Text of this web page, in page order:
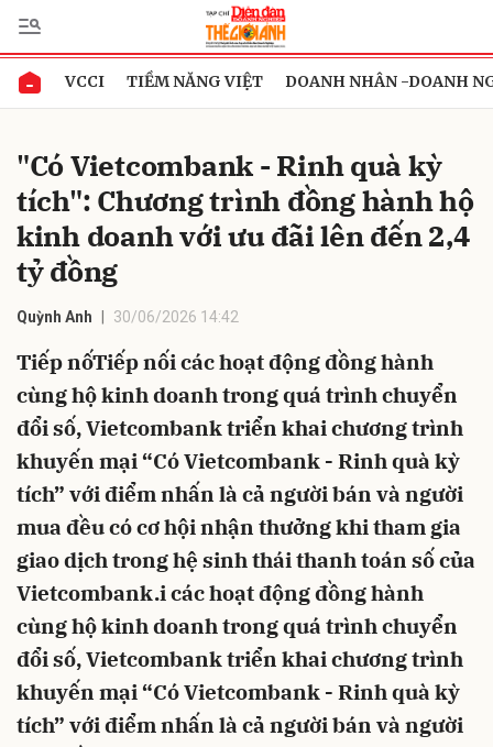
VCCI TIỀM NĂNG VIỆT DOANH NHÂN -DOANH
"Có Vietcombank - Rinh quà kỳ
tích": Chương trình đồng hành hộ
kinh doanh với ưu đãi lên đến 2,4
tỷ đồng
Quỳnh Anh 30/06/2026 14:42
Tiếp nốTiếp nối các hoạt động đồng hành
cùng hộ kinh doanh trong quá trình chuyển
đổi số, Vietcombank triển khai chương trình
khuyến mại “Có Vietcombank - Rinh quà kỳ
tích” với điểm nhấn là cả người bán và người
mua đều có cơ hội nhận thưởng khi tham gia
giao dịch trong hệ sinh thái thanh toán số của
Vietcombank.i các hoạt động đồng hành
cùng hộ kinh doanh trong quá trình chuyển
đổi số, Vietcombank triển khai chương trình
khuyến mại “Có Vietcombank - Rinh quà kỳ
tích” với điểm nhấn là cả người bán và người
Gửi bình luận